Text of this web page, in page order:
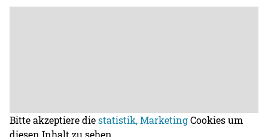
Bitte akzeptiere diestatistik, MarketingCookies um
diesen Inhalt zu sehen.